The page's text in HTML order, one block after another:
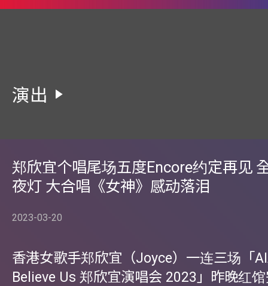
演出
郑欣宜个唱尾场五度Encore约定再见
夜灯 大合唱《女神》感动落泪
2023-03-20
香港女歌手郑欣宜（Joyce）一连三场「
Believe Us 郑欣宜演唱会 2023」昨晚红